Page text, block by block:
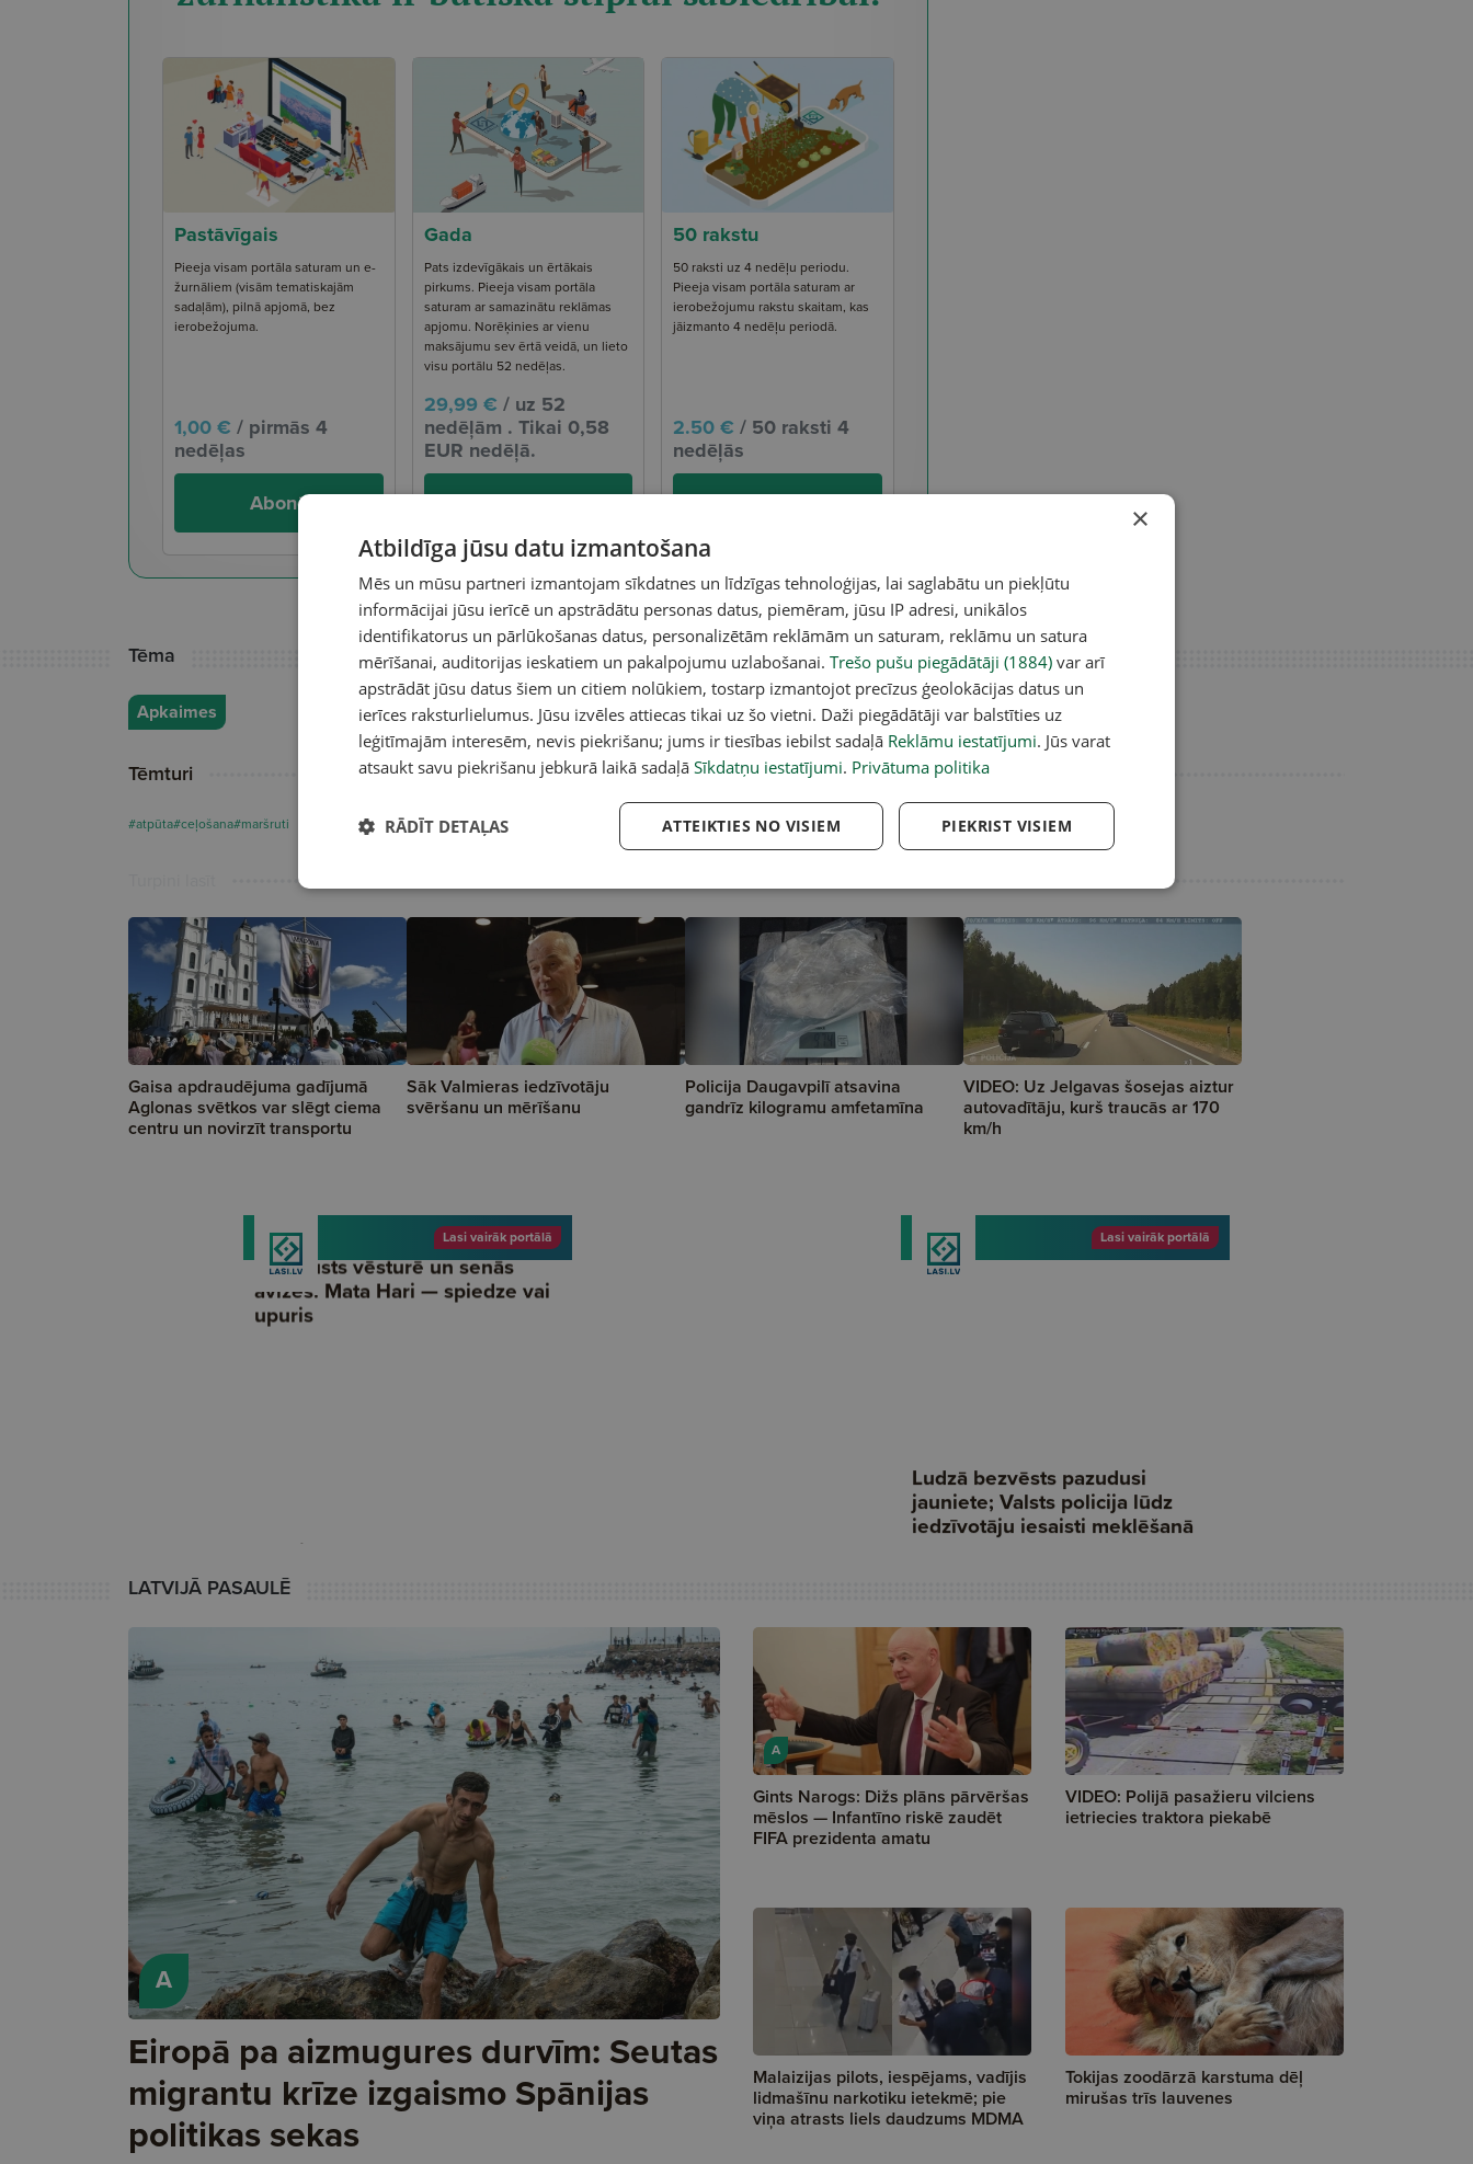
Pastāvīgais
Pieeja visam portāla saturam un e-
žurnāliem (visām tematiskajām
sadaļām), pilnā apjomā, bez
ierobežojuma.
1,00 € / pirmās 4
nedēļas
Abonē
Gada
Pats izdevīgākais un ērtākais
pirkums. Pieeja visam portāla
saturam ar samazinātu reklāmas
apjomu. Norēķinies ar vienu
maksājumu sev ērtā veidā, un lieto
visu portālu 52 nedēļas.
29,99 € / uz 52
nedēļām . Tikai 0,58
EUR nedēļā.
Abonē
50 rakstu
50 raksti uz 4 nedēļu periodu.
Pieeja visam portāla saturam ar
ierobežojumu rakstu skaitam, kas
jāizmanto 4 nedēļu periodā.
2.50 € / 50 raksti 4
nedēļās
Abonē
Tēma
Apkaimes
Tēmturi
#atpūta#ceļošana#maršruti
Gaisa apdraudējuma gadījumā
Aglonas svētkos var slēgt ciema
centru un novirzīt transportu
Sāk Valmieras iedzīvotāju
svēršanu un mērīšanu
Policija Daugavpilī atsavina
gandrīz kilogramu amfetamīna
VIDEO: Uz Jelgavas šosejas aiztur
autovadītāju, kurš traucās ar 170
km/h
LATVIJĀ PASAULĒ
A
Eiropā pa aizmugures durvīm: Seutas
migrantu krīze izgaismo Spānijas
politikas sekas
A
Gints Narogs: Dižs plāns pārvēršas
mēslos — Infantīno riskē zaudēt
FIFA prezidenta amatu
VIDEO: Polijā pasažieru vilciens
ietriecies traktora piekabē
Malaizijas pilots, iespējams, vadījis
lidmašīnu narkotiku ietekmē; pie
viņa atrasts liels daudzums MDMA
Tokijas zoodārzā karstuma dēļ
mirušas trīs lauvenes
×
Atbildīga jūsu datu izmantošana
Mēs un mūsu partneri izmantojam sīkdatnes un līdzīgas tehnoloģijas, lai saglabātu un piekļūtu
informācijai jūsu ierīcē un apstrādātu personas datus, piemēram, jūsu IP adresi, unikālos
identifikatorus un pārlūkošanas datus, personalizētām reklāmām un saturam, reklāmu un satura
mērīšanai, auditorijas ieskatiem un pakalpojumu uzlabošanai. Trešo pušu piegādātāji (1884) var arī
apstrādāt jūsu datus šiem un citiem nolūkiem, tostarp izmantojot precīzus ģeolokācijas datus un
ierīces raksturlielumus. Jūsu izvēles attiecas tikai uz šo vietni. Daži piegādātāji var balstīties uz
leģitīmajām interesēm, nevis piekrišanu; jums ir tiesības iebilst sadaļā Reklāmu iestatījumi. Jūs varat
atsaukt savu piekrišanu jebkurā laikā sadaļā Sīkdatņu iestatījumi. Privātuma politika
PIEKRIST VISIEM
ATTEIKTIES NO VISIEM
RĀDĪT DETAĻAS